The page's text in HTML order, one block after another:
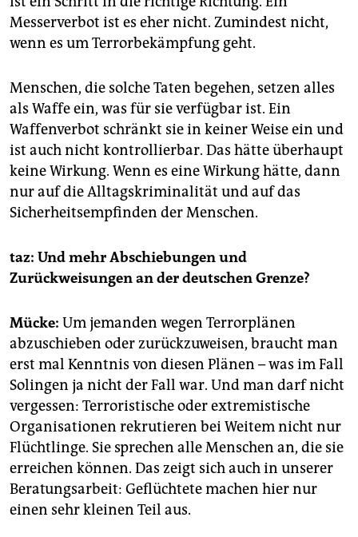
Messerverbot ist es eher nicht. Zumindest nicht,
wenn es um Terrorbekämpfung geht.
Menschen, die solche Taten begehen, setzen alles
als Waffe ein, was für sie verfügbar ist. Ein
Waffenverbot schränkt sie in keiner Weise ein und
ist auch nicht kontrollierbar. Das hätte überhaupt
keine Wirkung. Wenn es eine Wirkung hätte, dann
nur auf die Alltagskriminalität und auf das
Sicherheitsempfinden der Menschen.
taz: Und mehr Abschiebungen und
Zurückweisungen an der deutschen Grenze?
Mücke: Um jemanden wegen Terrorplänen
abzuschieben oder zurückzuweisen, braucht man
erst mal Kenntnis von diesen Plänen – was im Fall
Solingen ja nicht der Fall war. Und man darf nicht
vergessen: Terroristische oder extremistische
Organisationen rekrutieren bei Weitem nicht nur
Flüchtlinge. Sie sprechen alle Menschen an, die sie
erreichen können. Das zeigt sich auch in unserer
Beratungsarbeit: Geflüchtete machen hier nur
einen sehr kleinen Teil aus.